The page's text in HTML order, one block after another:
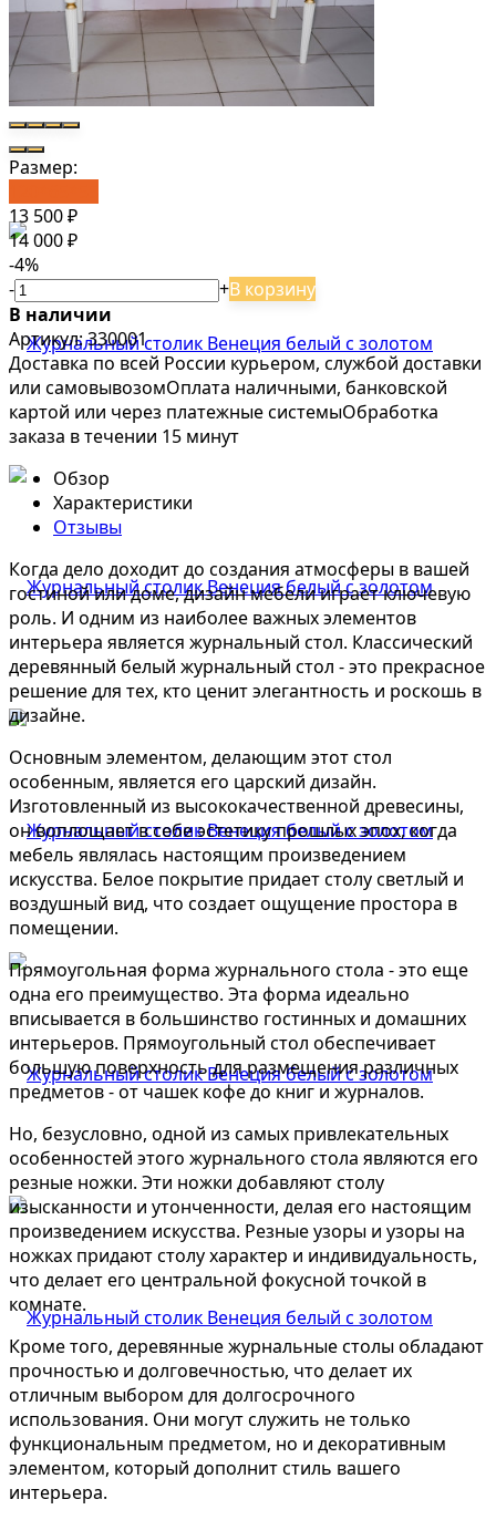
Размер:
13 500 ₽
14 000 ₽
-4%
-
+В корзину
В наличии
Артикул: 330001
Доставка по всей России курьером, службой доставки
или самовывозомОплата наличными, банковской
картой или через платежные системыОбработка
заказа в течении 15 минут
Обзор
Характеристики
Отзывы
Когда дело доходит до создания атмосферы в вашей
гостиной или доме, дизайн мебели играет ключевую
роль. И одним из наиболее важных элементов
интерьера является журнальный стол. Классический
деревянный белый журнальный стол - это прекрасное
решение для тех, кто ценит элегантность и роскошь в
дизайне.
Основным элементом, делающим этот стол
особенным, является его царский дизайн.
Изготовленный из высококачественной древесины,
он воплощает в себе эстетику прошлых эпох, когда
мебель являлась настоящим произведением
искусства. Белое покрытие придает столу светлый и
воздушный вид, что создает ощущение простора в
помещении.
Прямоугольная форма журнального стола - это еще
одна его преимущество. Эта форма идеально
вписывается в большинство гостинных и домашних
интерьеров. Прямоугольный стол обеспечивает
большую поверхность для размещения различных
предметов - от чашек кофе до книг и журналов.
Но, безусловно, одной из самых привлекательных
особенностей этого журнального стола являются его
резные ножки. Эти ножки добавляют столу
изысканности и утонченности, делая его настоящим
произведением искусства. Резные узоры и узоры на
ножках придают столу характер и индивидуальность,
что делает его центральной фокусной точкой в
комнате.
Кроме того, деревянные журнальные столы обладают
прочностью и долговечностью, что делает их
отличным выбором для долгосрочного
использования. Они могут служить не только
функциональным предметом, но и декоративным
элементом, который дополнит стиль вашего
интерьера.